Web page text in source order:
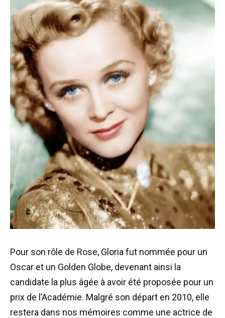
Pour son rôle de Rose, Gloria fut nommée pour un
Oscar et un Golden Globe, devenant ainsi la
candidate la plus âgée à avoir été proposée pour un
prix de l’Académie. Malgré son départ en 2010, elle
restera dans nos mémoires comme une actrice de